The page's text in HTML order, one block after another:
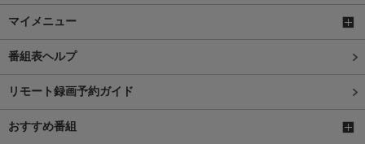
マイメニュー
番組表ヘルプ
リモート録画予約ガイド
おすすめ番組